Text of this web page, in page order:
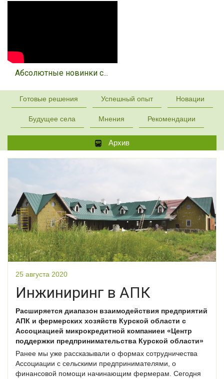
Абсолютные новинки с...
Готовые решения Успешный опыт Новации
Будущее села Мнения Рекомендации
Архив
25 августа 2020
Инжиниринг в АПК
Расширяется диапазон взаимодействия предприятий
АПК и фермерских хозяйств Курской области с
Ассоциацией микрокредитной компаниеи «Центр
поддержки предпринимательства Курской области»
Ранее мы уже рассказывали о формах сотрудничества
Ассоциации с сельскими предпринимателями, о
финансовой помощи начинающим фермерам. Сегодня